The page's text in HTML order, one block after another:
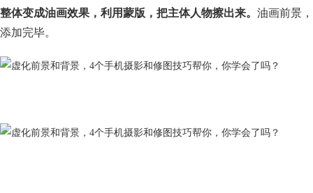
整体变成油画效果，利用蒙版，把主体人物擦出来。 油画前景，
添加完毕。